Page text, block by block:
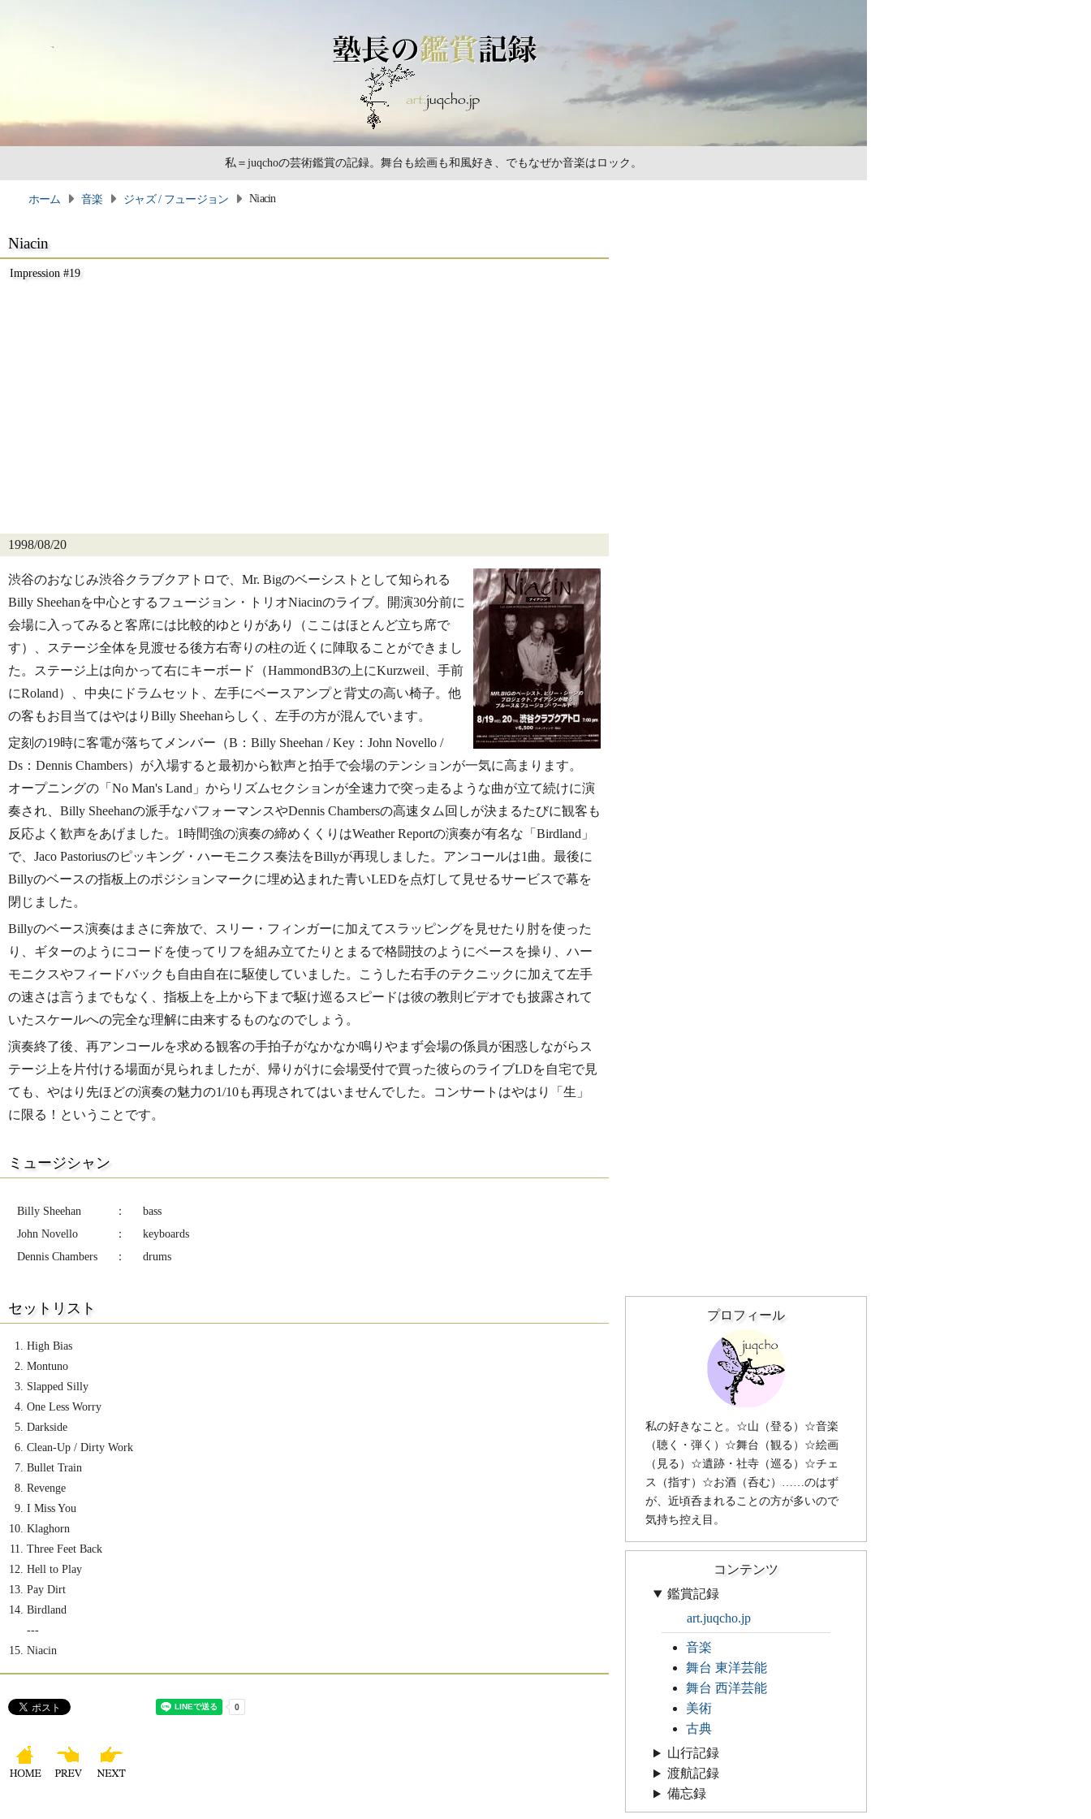
私＝juqchoの芸術鑑賞の記録。舞台も絵画も和風好き、でもなぜか音楽はロック。
ホーム 音楽 ジャズ / フュージョン Niacin
Niacin
Impression #19
1998/08/20
渋谷のおなじみ渋谷クラブクアトロで、Mr. Bigのベーシストとして知られる
Billy Sheehanを中心とするフュージョン・トリオNiacinのライブ。開演30分前に
会場に入ってみると客席には比較的ゆとりがあり（ここはほとんど立ち席で
す）、ステージ全体を見渡せる後方右寄りの柱の近くに陣取ることができまし
た。ステージ上は向かって右にキーボード（HammondB3の上にKurzweil、手前
にRoland）、中央にドラムセット、左手にベースアンプと背丈の高い椅子。他
の客もお目当てはやはりBilly Sheehanらしく、左手の方が混んでいます。
定刻の19時に客電が落ちてメンバー（B：Billy Sheehan / Key：John Novello /
Ds：Dennis Chambers）が入場すると最初から歓声と拍手で会場のテンションが一気に高まります。
オープニングの「No Man's Land」からリズムセクションが全速力で突っ走るような曲が立て続けに演
奏され、Billy Sheehanの派手なパフォーマンスやDennis Chambersの高速タム回しが決まるたびに観客も
反応よく歓声をあげました。1時間強の演奏の締めくくりはWeather Reportの演奏が有名な「Birdland」
で、Jaco Pastoriusのピッキング・ハーモニクス奏法をBillyが再現しました。アンコールは1曲。最後に
Billyのベースの指板上のポジションマークに埋め込まれた青いLEDを点灯して見せるサービスで幕を
閉じました。
Billyのベース演奏はまさに奔放で、スリー・フィンガーに加えてスラッピングを見せたり肘を使った
り、ギターのようにコードを使ってリフを組み立てたりとまるで格闘技のようにベースを操り、ハー
モニクスやフィードバックも自由自在に駆使していました。こうした右手のテクニックに加えて左手
の速さは言うまでもなく、指板上を上から下まで駆け巡るスピードは彼の教則ビデオでも披露されて
いたスケールへの完全な理解に由来するものなのでしょう。
演奏終了後、再アンコールを求める観客の手拍子がなかなか鳴りやまず会場の係員が困惑しながらス
テージ上を片付ける場面が見られましたが、帰りがけに会場受付で買った彼らのライブLDを自宅で見
ても、やはり先ほどの演奏の魅力の1/10も再現されてはいませんでした。コンサートはやはり「生」
に限る！ということです。
ミュージシャン
Billy Sheehan ：
bass
John Novello
：
keyboards
Dennis Chambers
： drums
セットリスト
High Bias
Montuno
Slapped Silly
One Less Worry
Darkside
Clean-Up / Dirty Work
Bullet Train
Revenge
I Miss You
Klaghorn
Three Feet Back
Hell to Play
Pay Dirt
Birdland
---
Niacin
プロフィール
私の好きなこと。☆山（登る）☆音楽
（聴く・弾く）☆舞台（観る）☆絵画
（見る）☆遺跡・社寺（巡る）☆チェ
ス（指す）☆お酒（呑む）……のはず
が、近頃呑まれることの方が多いので
気持ち控え目。
コンテンツ
鑑賞記録
art.juqcho.jp
音楽
舞台 東洋芸能
舞台 西洋芸能
美術
古典
山行記録
渡航記録
備忘録